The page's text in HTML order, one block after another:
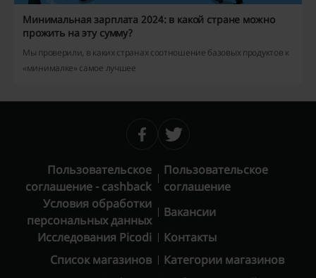
Минимальная зарплата 2024: в какой стране можно
прожить на эту сумму?
Мы проверили, в каких странах соотношение базовых продуктов к
«минималке» самое лучшее
Пользовательское
соглашение - cashback
Пользовательское
соглашение
Условия обработки
персональных данных
Вакансии
Исследования Picodi
Контакты
Список магазинов
Категории магазинов